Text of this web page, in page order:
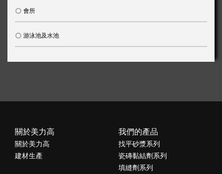
會所
游泳池及水池
關於美力高
關於美力高
建材生產
我們的產品
找平砂漿系列
瓷磚黏結劑系列
填縫劑系列